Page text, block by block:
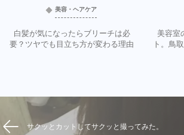
美容・ヘアケア
白髪が気になったらブリーチは必
要？ツヤでも目立ち方が変わる理由
美容室
ト。鳥
サクッとカットしてサクッと撮ってみた。